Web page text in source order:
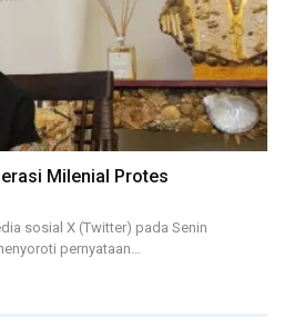
Milenial Protes
sosial X (Twitter) pada Senin
pernyataan…